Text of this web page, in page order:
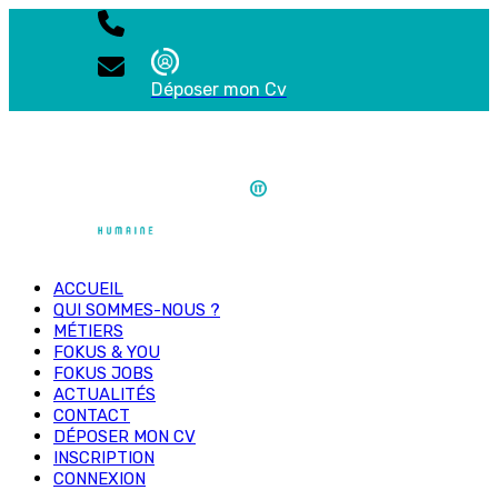
Déposer mon Cv
ACCUEIL
QUI SOMMES-NOUS ?
MÉTIERS
FOKUS & YOU
FOKUS JOBS
ACTUALITÉS
CONTACT
DÉPOSER MON CV
INSCRIPTION
CONNEXION